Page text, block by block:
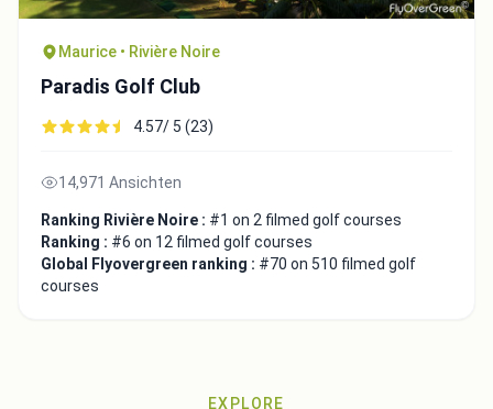
Maurice • Rivière Noire
Paradis Golf Club
4.57/ 5 (23)
14,971 Ansichten
Ranking Rivière Noire : #1 on 2 filmed golf courses
Ranking : #6 on 12 filmed golf courses
Global Flyovergreen ranking : #70 on 510 filmed golf
courses
EXPLORE